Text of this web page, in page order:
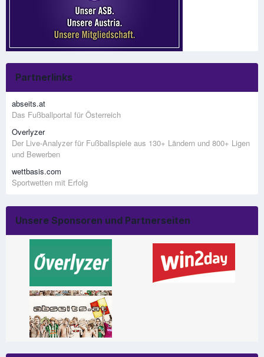
Partnerlinks
abseits.at
Das Fußballportal für Österreich
Overlyzer
Der Live-Analyzer für Fußballspiele aus 130+ Ländern und 800+ Ligen
und Bewerben
wettbasis.com
Sportwetten mit Erfolg
Unsere Sponsoren und Partnerseiten